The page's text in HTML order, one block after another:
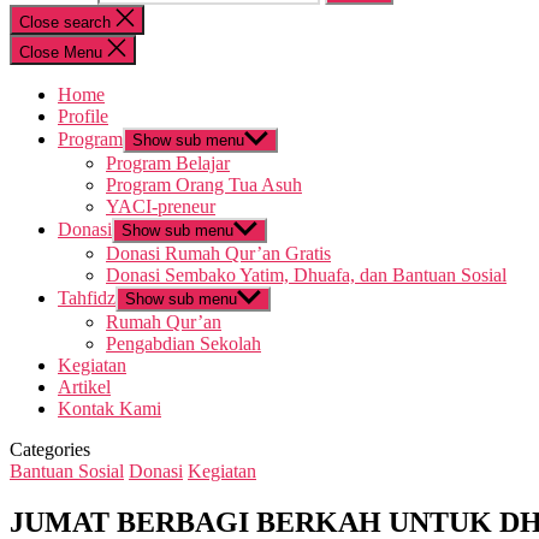
Close search
Close Menu
Home
Profile
Program Show sub menu
Program Belajar
Program Orang Tua Asuh
YACI-preneur
Donasi Show sub menu
Donasi Rumah Qur’an Gratis
Donasi Sembako Yatim, Dhuafa, dan Bantuan Sosial
Tahfidz Show sub menu
Rumah Qur’an
Pengabdian Sekolah
Kegiatan
Artikel
Kontak Kami
Categories
Bantuan Sosial Donasi Kegiatan
JUMAT BERBAGI BERKAH UNTUK